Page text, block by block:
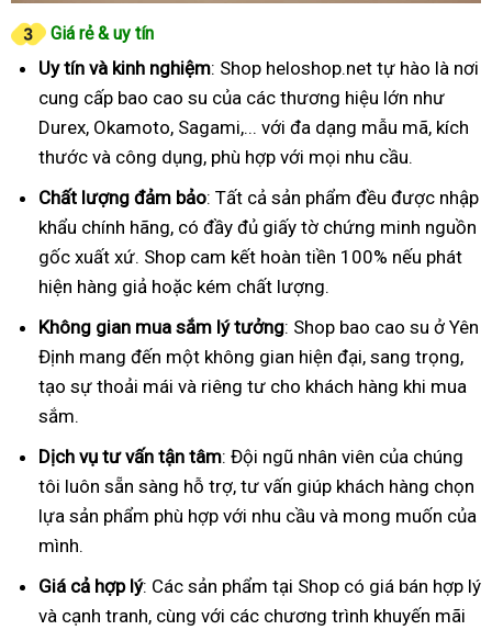
Giá rẻ & uy tín
Uy tín và kinh nghiệm: Shop heloshop.net tự hào là nơi
cung cấp bao cao su của các thương hiệu lớn như
Durex, Okamoto, Sagami,... với đa dạng mẫu mã, kích
thước và công dụng, phù hợp với mọi nhu cầu.
Chất lượng đảm bảo: Tất cả sản phẩm đều được nhập
khẩu chính hãng, có đầy đủ giấy tờ chứng minh nguồn
gốc xuất xứ. Shop cam kết hoàn tiền 100% nếu phát
hiện hàng giả hoặc kém chất lượng.
Không gian mua sắm lý tưởng: Shop bao cao su ở Yên
Định mang đến một không gian hiện đại, sang trọng,
tạo sự thoải mái và riêng tư cho khách hàng khi mua
sắm.
Dịch vụ tư vấn tận tâm: Đội ngũ nhân viên của chúng
tôi luôn sẵn sàng hỗ trợ, tư vấn giúp khách hàng chọn
lựa sản phẩm phù hợp với nhu cầu và mong muốn của
mình.
Giá cả hợp lý: Các sản phẩm tại Shop có giá bán hợp lý
và cạnh tranh, cùng với các chương trình khuyến mãi